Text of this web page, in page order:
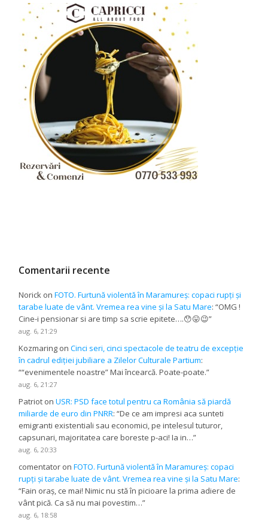
Comentarii recente
Norick onFOTO. Furtună violentă în Maramureș: copaci rupți și
tarabe luate de vânt. Vremea rea vine și la Satu Mare: “OMG !
Cine-i pensionar si are timp sa scrie epitete….😯😛😉”
aug. 6, 21:29
Kozmaring onCinci seri, cinci spectacole de teatru de excepție
în cadrul ediției jubiliare a Zilelor Culturale Partium:
““evenimentele noastre” Mai încearcă. Poate-poate.”
aug. 6, 21:27
Patriot onUSR: PSD face totul pentru ca România să piardă
miliarde de euro din PNRR: “De ce am impresi aca sunteti
emigranti existentiali sau economici, pe intelesul tuturor,
capsunari, majoritatea care boreste p-aci! Ia in…”
aug. 6, 20:33
comentator onFOTO. Furtună violentă în Maramureș: copaci
rupți și tarabe luate de vânt. Vremea rea vine și la Satu Mare:
“Fain oraș, ce mai! Nimic nu stă în picioare la prima adiere de
vânt pică. Ca să nu mai povestim…”
aug. 6, 18:58